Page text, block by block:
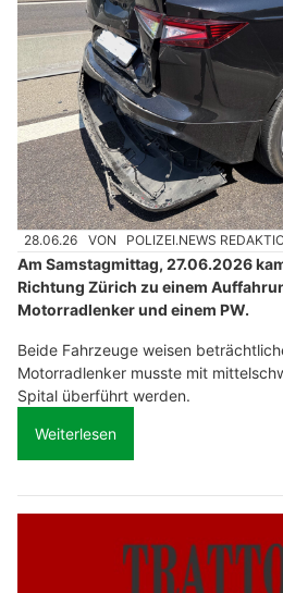
28.06.26 VON POLIZEI.NEWS
Am Samstagmittag, 27.06.2026
Richtung Zürich zu einem
Motorradlenker und einem PW.
Beide Fahrzeuge weisen
Motorradlenker musste mit
Spital überführt werden.
Weiterlesen